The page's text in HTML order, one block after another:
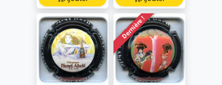
Dernière !